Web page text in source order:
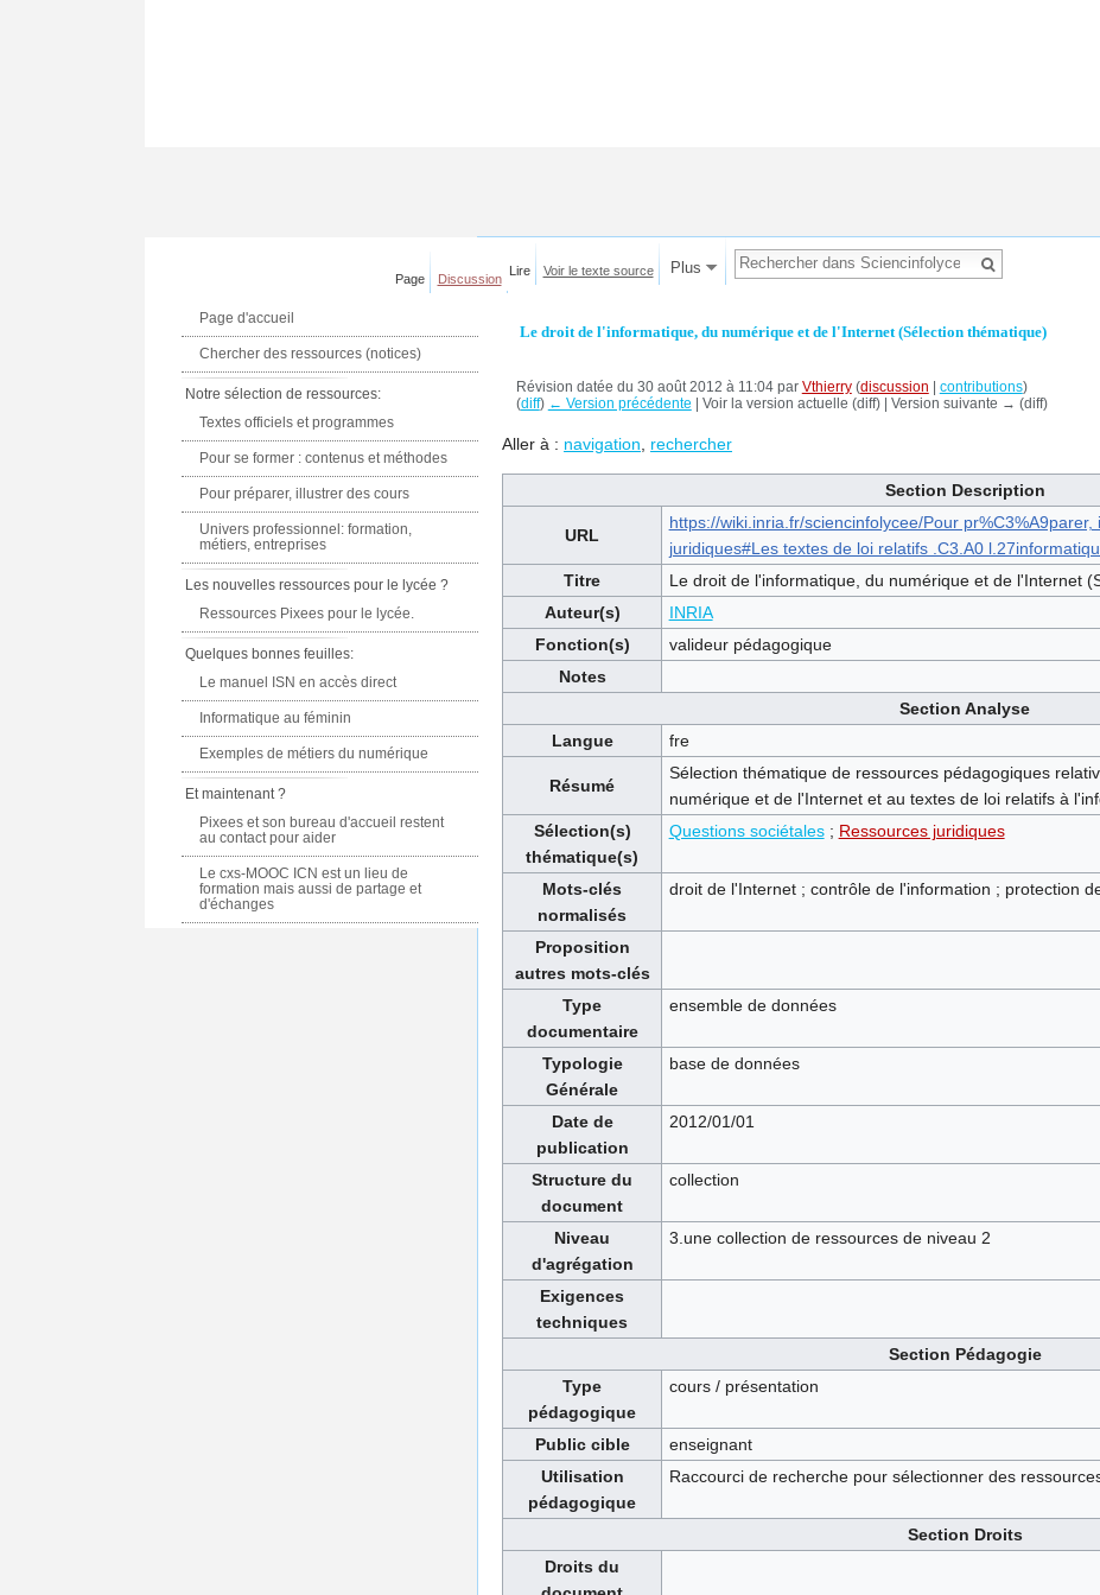
Le droit de l'informatique, du numérique et de l'Internet (Sélection thématique)
Révision datée du 30 août 2012 à 11:04 par Vthierry (discussion | contributions)
(diff) ← Version précédente | Voir la version actuelle (diff) | Version suivante → (diff)
Aller à : navigation, rechercher
Section Description
URL
https://wiki.inria.fr/sciencinfolycee/Pour
juridiques#Les textes de loi relatifs .C3.A0
Titre
Le droit de l'informatique, du numérique et de l'Internet
Auteur(s)
INRIA
Fonction(s)
valideur pédagogique
Notes
Section Analyse
Langue
fre
Résumé
Sélection thématique de ressources pédagogiques
numérique et de l'Internet et au textes de loi relatifs à
Sélection(s)
thématique(s)
Questions sociétales; Ressources juridiques
Mots-clés
normalisés
droit de l'Internet ; contrôle de l'information ; protection
Proposition
autres mots-clés
Type
documentaire
ensemble de données
Typologie
Générale
base de données
Date de
publication
2012/01/01
Structure du
document
collection
Niveau
d'agrégation
3.une collection de ressources de niveau 2
Exigences
techniques
Section Pédagogie
Type
pédagogique
cours / présentation
Public cible
enseignant
Utilisation
pédagogique
Raccourci de recherche pour sélectionner des
Section Droits
Droits du
Page Discussion
Lire Voir le texte source Plus
Page d'accueil
Chercher des ressources (notices)
Notre sélection de ressources:
Textes officiels et programmes
Pour se former : contenus et méthodes
Pour préparer, illustrer des cours
Univers professionnel: formation,
métiers, entreprises
Les nouvelles ressources pour le lycée ?
Ressources Pixees pour le lycée.
Quelques bonnes feuilles:
Le manuel ISN en accès direct
Informatique au féminin
Exemples de métiers du numérique
Et maintenant ?
Pixees et son bureau d'accueil restent
au contact pour aider
Le cxs-MOOC ICN est un lieu de
formation mais aussi de partage et
d'échanges